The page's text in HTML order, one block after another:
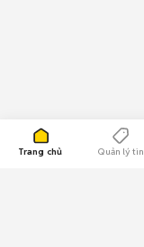
Trang chủ Quản lý tin